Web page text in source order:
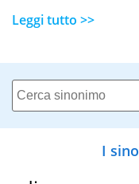
Leggi tutto >>
I